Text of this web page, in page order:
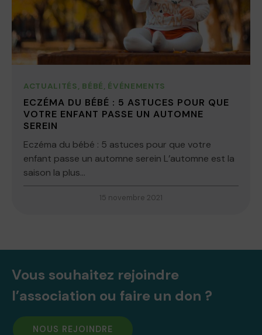
ACTUALITÉS, BÉBÉ, ÉVÉNEMENTS
ECZÉMA DU BÉBÉ : 5 ASTUCES POUR QUE
VOTRE ENFANT PASSE UN AUTOMNE
SEREIN
Eczéma du bébé : 5 astuces pour que votre
enfant passe un automne serein L’automne est la
saison la plus...
15 novembre 2021
Vous souhaitez rejoindre
l’association ou faire un don ?
NOUS REJOINDRE